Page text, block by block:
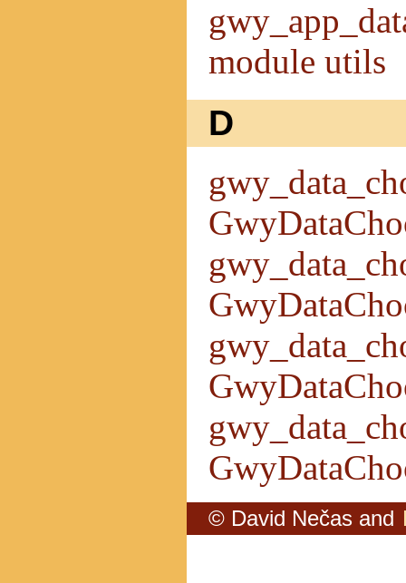
module utils
D
© David Nečas and